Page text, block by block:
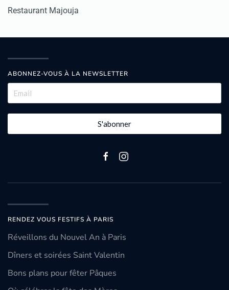
Restaurant Majouja
ABONNEZ-VOUS À LA NEWSLETTER
S'abonner
RENDEZ VOUS FESTIFS À PARIS
Réveillons du Nouvel An à Paris
Dîners et soirées Saint Valentin
Bons plans pour fêter Pâques